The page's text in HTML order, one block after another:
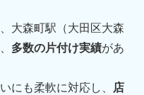
大森町駅（大田区大森
多数の片付け実績があ
にも柔軟に対応し、
店